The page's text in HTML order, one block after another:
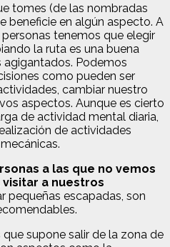
tomes (de las nombradas
beneficie en algún aspecto. A
tenemos que elegir
la ruta es una buena
agigantados. Podemos
como pueden ser
cambiar nuestro
aspectos. Aunque es cierto
de actividad mental diaria,
de actividades
a las que no vemos
visitar a nuestros
pequeñas escapadas, son
supone salir de la zona de